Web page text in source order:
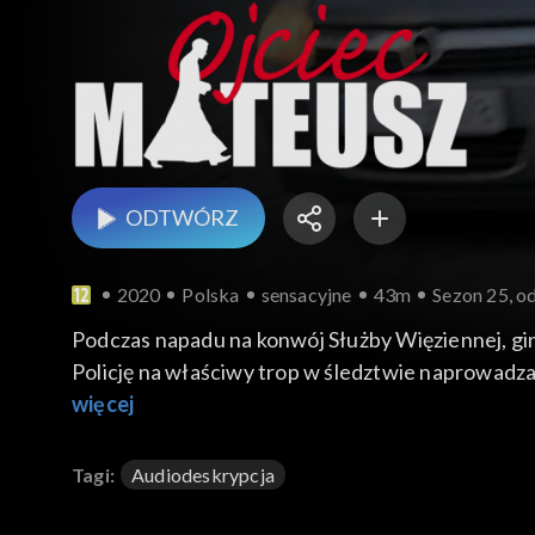
ODTWÓRZ
2020 Polska sensacyjne 43m Sezon 25,
Podczas napadu na konwój Służby Więziennej,
Policję na właściwy trop w śledztwie naprowadza dziewczyna Marka. Inspektor Możejko i jego ludzie
niż Służba Więzienna i mógł mieć z tego
więcej
Tagi: Audiodeskrypcja